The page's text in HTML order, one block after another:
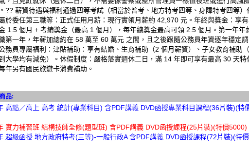
?? 薪資待遇與福利通過四等考試（相當於普考、地方特考四等、身障特考四等）
於委任第三職等：正式任用月薪：現行實領月薪約 42,970 元。年終與獎金：享
1.5 個月 + 考績獎金（最高 1 個月），每年總獎金最高可領 2.5 個月。第一年年
第一年，年薪加總約在 58 萬至 60 萬元 之間，且之後跟隨公務員年資逐年穩定調
務員專屬福利：津貼補助：享有結婚、生育補助（2 個月薪資）、子女教育補助
大學均有減免）。休假制度：嚴格落實週休二日，滿 14 年即可享有最高 30 天特
年另有國民旅遊卡消費補助。
品:
高點／高上 高考 統計(專業科目) 含PDF講義 DVD函授專業科目課程(36片裝)(特
實力補習班 結構技師全修(題型班) 含PDF講義 DVD函授課程(25片裝)(特價5000)
超級函授 地方政府特考(三等)-一般行政A 含PDF講義 DVD函授課程(72片裝)(特